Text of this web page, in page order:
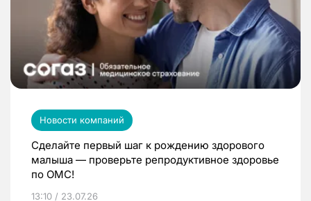
Новости компаний
Сделайте первый шаг к рождению здорового
малыша — проверьте репродуктивное здоровье
по ОМС!
13:10 / 23.07.26